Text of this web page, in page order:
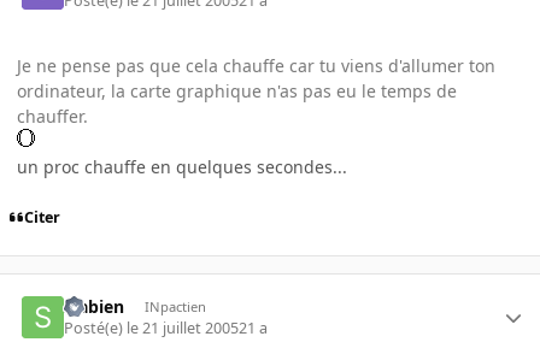
Je ne pense pas que cela chauffe car tu viens d'allumer ton
ordinateur, la carte graphique n'as pas eu le temps de
chauffer.
un proc chauffe en quelques secondes...
Citer
sfabien INpactien
Posté(e) le 21 juillet 200521 a